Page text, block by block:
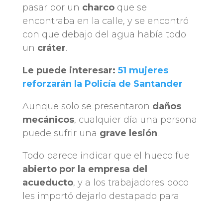
pasar por un charcoque se
encontraba en la calle, y se encontró
con que debajo del agua había todo
un cráter.
Le puede interesar: 51 mujeres
reforzarán la Policía de Santander
Aunque solo se presentaron daños
mecánicos, cualquier día una persona
puede sufrir una grave lesión.
Todo parece indicar que el hueco fue
abierto por la empresa del
acueducto, y a los trabajadores poco
les importó dejarlo destapado para